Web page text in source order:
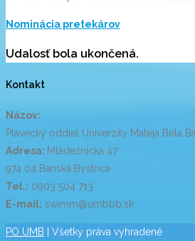
Nominácia pretekárov
Udalosť bola ukončená.
Kontakt
Názov:
Plavecký oddiel Univerzity Mateja Bela
Adresa: Mládežnícka 47
974 04 Banská Bystrica
Tel.: 0903 504 713
E-mail: swimm@umbbb.sk
PO UMB | Všetky práva vyhradené